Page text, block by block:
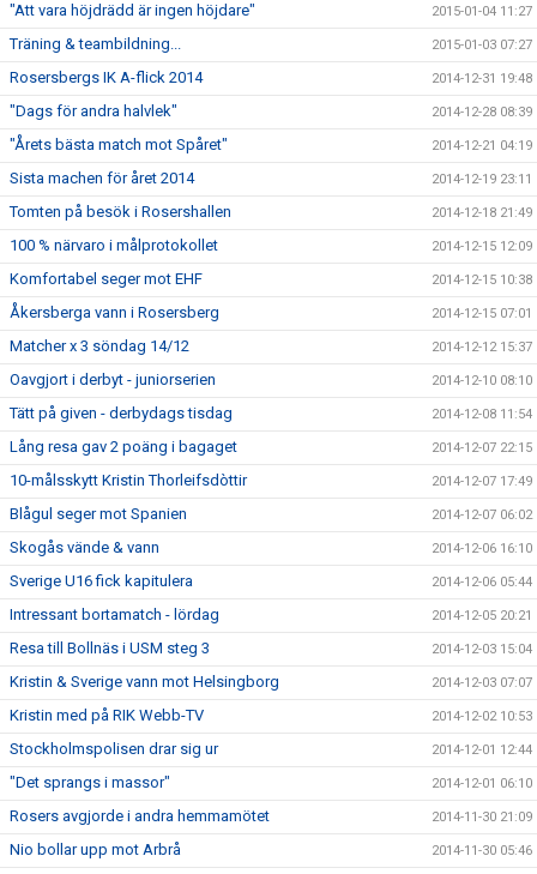
"Att vara höjdrädd är ingen höjdare" 2015-01-04 11:27
Träning & teambildning... 2015-01-03 07:27
Rosersbergs IK A-flick 2014 2014-12-31 19:48
"Dags för andra halvlek" 2014-12-28 08:39
"Årets bästa match mot Spåret" 2014-12-21 04:19
Sista machen för året 2014 2014-12-19 23:11
Tomten på besök i Rosershallen 2014-12-18 21:49
100 % närvaro i målprotokollet 2014-12-15 12:09
Komfortabel seger mot EHF 2014-12-15 10:38
Åkersberga vann i Rosersberg 2014-12-15 07:01
Matcher x 3 söndag 14/12 2014-12-12 15:37
Oavgjort i derbyt - juniorserien 2014-12-10 08:10
Tätt på given - derbydags tisdag 2014-12-08 11:54
Lång resa gav 2 poäng i bagaget 2014-12-07 22:15
10-målsskytt Kristin Thorleifsdòttir 2014-12-07 17:49
Blågul seger mot Spanien 2014-12-07 06:02
Skogås vände & vann 2014-12-06 16:10
Sverige U16 fick kapitulera 2014-12-06 05:44
Intressant bortamatch - lördag 2014-12-05 20:21
Resa till Bollnäs i USM steg 3 2014-12-03 15:04
Kristin & Sverige vann mot Helsingborg 2014-12-03 07:07
Kristin med på RIK Webb-TV 2014-12-02 10:53
Stockholmspolisen drar sig ur 2014-12-01 12:44
"Det sprangs i massor" 2014-12-01 06:10
Rosers avgjorde i andra hemmamötet 2014-11-30 21:09
Nio bollar upp mot Arbrå 2014-11-30 05:46